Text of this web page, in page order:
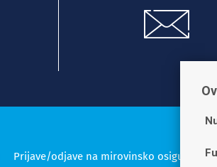
Prijave/odjave na mirovinsko osiguranje